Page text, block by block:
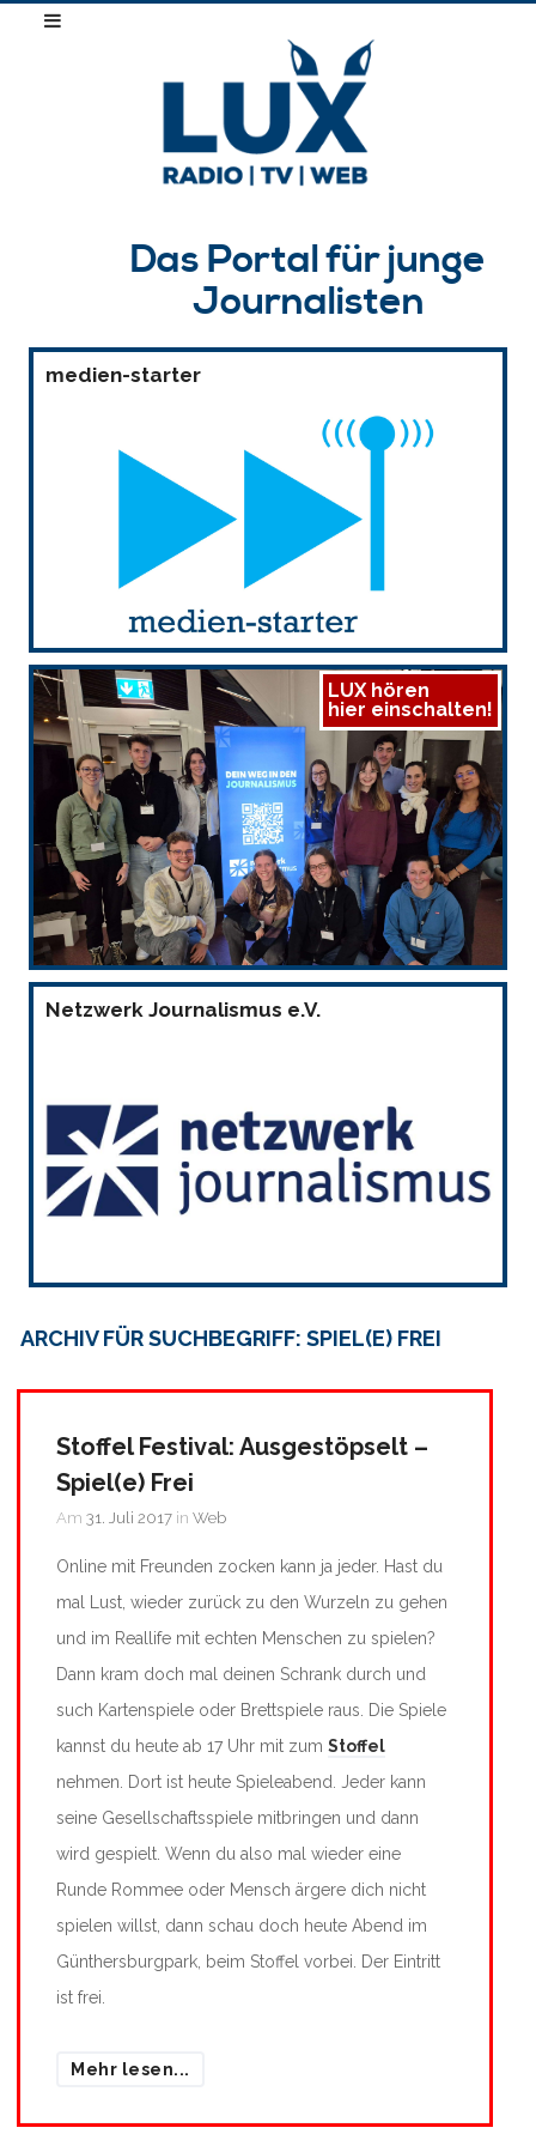
Das Portal für junge
Journalisten
medien-starter
LUX hören
hier einschalten!
Netzwerk Journalismus e.V.
ARCHIV FÜR SUCHBEGRIFF: SPIEL(E) FREI
Stoffel Festival: Ausgestöpselt –
Spiel(e) Frei
Am 31. Juli 2017 in Web
Online mit Freunden zocken kann ja jeder. Hast du
mal Lust, wieder zurück zu den Wurzeln zu gehen
und im Reallife mit echten Menschen zu spielen?
Dann kram doch mal deinen Schrank durch und
such Kartenspiele oder Brettspiele raus. Die Spiele
kannst du heute ab 17 Uhr mit zum Stoffel
nehmen. Dort ist heute Spieleabend. Jeder kann
seine Gesellschaftsspiele mitbringen und dann
wird gespielt. Wenn du also mal wieder eine
Runde Rommee oder Mensch ärgere dich nicht
spielen willst, dann schau doch heute Abend im
Günthersburgpark, beim Stoffel vorbei. Der Eintritt
ist frei.
Mehr lesen...